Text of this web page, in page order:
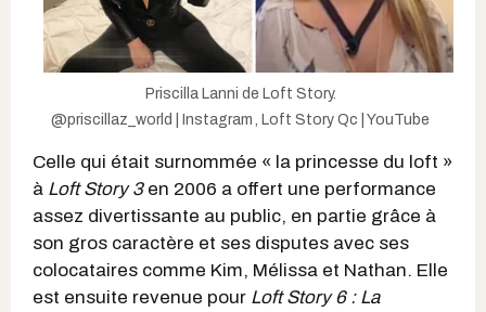
Priscilla Lanni de Loft Story.
@priscillaz_world | Instagram
Loft Story Qc | YouTube
Celle qui était surnommée « la princesse du loft »
à Loft Story 3en 2006 a offert une performance
assez divertissante au public, en partie grâce à
son gros caractère et ses disputes avec ses
colocataires comme Kim, Mélissa et Nathan. Elle
est ensuite revenue pour Loft Story 6 : La